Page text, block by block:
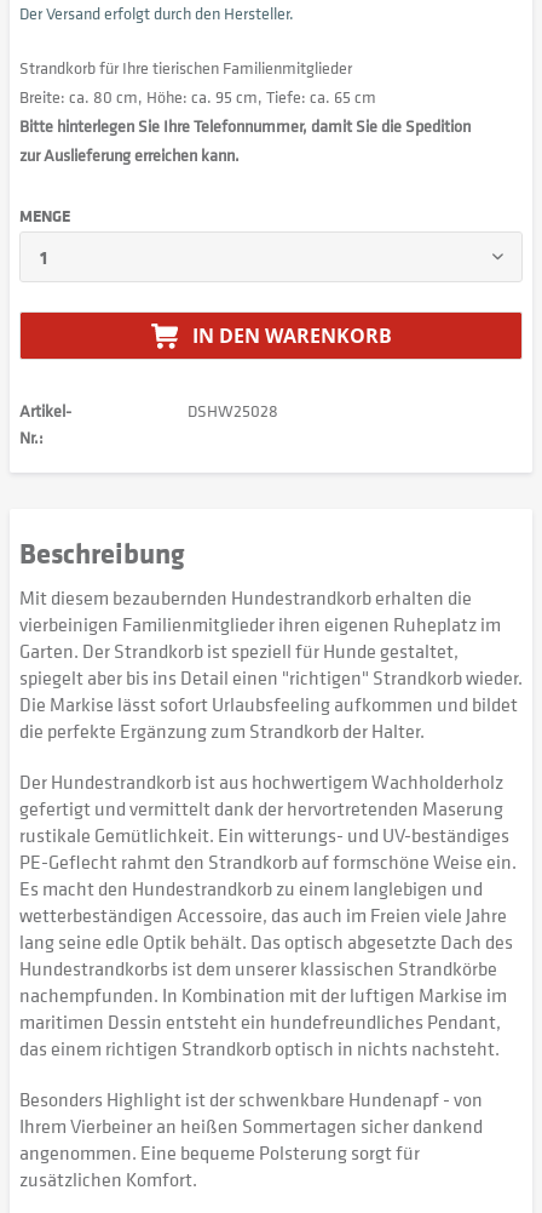
Der Versand erfolgt durch den Hersteller.
Strandkorb für Ihre tierischen Familienmitglieder
Breite: ca. 80 cm, Höhe: ca. 95 cm, Tiefe: ca. 65 cm
Bitte hinterlegen Sie Ihre Telefonnummer, damit Sie die Spedition
zur Auslieferung erreichen kann.
MENGE
IN DEN WARENKORB
Artikel-
Nr.:
DSHW25028
Beschreibung
Mit diesem bezaubernden Hundestrandkorb erhalten die
vierbeinigen Familienmitglieder ihren eigenen Ruheplatz im
Garten. Der Strandkorb ist speziell für Hunde gestaltet,
spiegelt aber bis ins Detail einen "richtigen" Strandkorb wieder.
Die Markise lässt sofort Urlaubsfeeling aufkommen und bildet
die perfekte Ergänzung zum Strandkorb der Halter.
Der Hundestrandkorb ist aus hochwertigem Wachholderholz
gefertigt und vermittelt dank der hervortretenden Maserung
rustikale Gemütlichkeit. Ein witterungs- und UV-beständiges
PE-Geflecht rahmt den Strandkorb auf formschöne Weise ein.
Es macht den Hundestrandkorb zu einem langlebigen und
wetterbeständigen Accessoire, das auch im Freien viele Jahre
lang seine edle Optik behält. Das optisch abgesetzte Dach des
Hundestrandkorbs ist dem unserer klassischen Strandkörbe
nachempfunden. In Kombination mit der luftigen Markise im
maritimen Dessin entsteht ein hundefreundliches Pendant,
das einem richtigen Strandkorb optisch in nichts nachsteht.
Besonders Highlight ist der schwenkbare Hundenapf - von
Ihrem Vierbeiner an heißen Sommertagen sicher dankend
angenommen. Eine bequeme Polsterung sorgt für
zusätzlichen Komfort.